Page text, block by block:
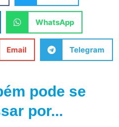
WhatsApp
Email Telegram
pode se
por...